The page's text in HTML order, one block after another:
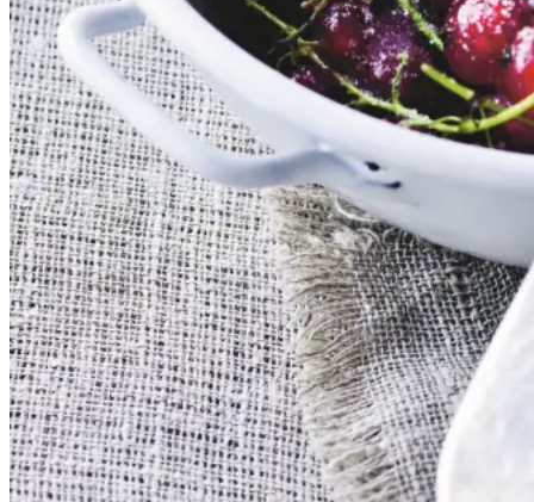
tilbehør til søde sager. De kan
serveres både til is, en kage eller
bare med letpisket flødeskum eller
skyr rørt lind med lidt mælk.